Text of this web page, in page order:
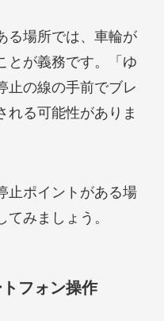
る場所では、車輪が
とが義務です。「ゆ
止の線の手前でブレ
れる可能性がありま
止ポイントがある場
みましょう。
フォン操作